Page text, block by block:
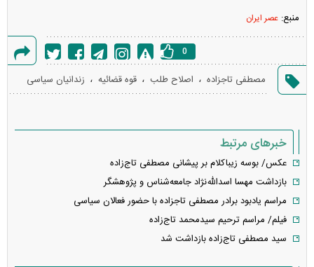
منبع: عصر ایران
گزارش
خطا
0
مصطفی تاجزاده ، اصلاح طلب ، قوه قضائیه ، زندانیان سیاسی
خبرهای مرتبط
عکس/ بوسه زیباکلام بر پیشانی مصطفی تاج‌زاده
بازداشت مهسا اسدالله‌نژاد جامعه‌شناس و پژوهشگر
مراسم یادبود برادر مصطفی تاجزاده با حضور فعالان سیاسی
فیلم/ مراسم ترحیم سیدمحمد تاج‌زاده
سید مصطفی تاج‌زاده بازداشت شد